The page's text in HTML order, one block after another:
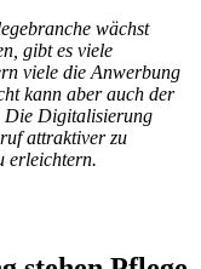
wächst
gibt es viele
viele die Anwerbung
kann aber auch der
Die Digitalisierung
attraktiver zu
erleichtern.